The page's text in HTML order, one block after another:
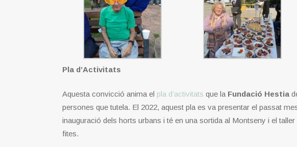
Pla d’Activitats
Aquesta convicció anima el pla d’activitats que la Fundació Hestia
persones que tutela. El 2022, aquest pla es va presentar el passat
inauguració dels horts urbans i té en una sortida al Montseny i el
fites.